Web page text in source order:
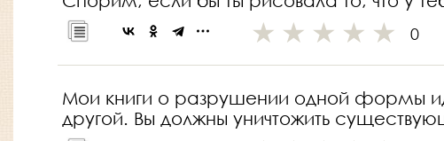
0
Мои книги о разрушении одной формы
другой. Вы должны уничтожить